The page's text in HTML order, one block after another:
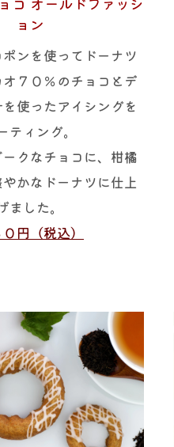
ョン
ンを使ってドーナツ
７０％のチョコとデ
使ったアイシングを
ティング。
クなチョコに、柑橘
かなドーナツに仕上
ました。
円（税込）